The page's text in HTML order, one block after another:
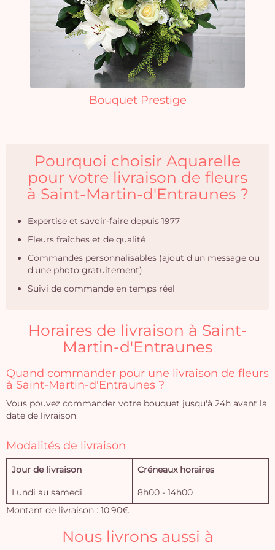
Bouquet Prestige
Pourquoi choisir Aquarelle
pour votre livraison de fleurs
à Saint-Martin-d'Entraunes ?
Expertise et savoir-faire depuis 1977
Fleurs fraîches et de qualité
Commandes personnalisables (ajout d'un message ou
d'une photo gratuitement)
Suivi de commande en temps réel
Horaires de livraison à Saint-
Martin-d'Entraunes
Quand commander pour une livraison de fleurs
à Saint-Martin-d'Entraunes ?
Vous pouvez commander votre bouquet jusqu'à 24h avant la
date de livraison
Modalités de livraison
Jour de livraison Créneaux horaires
Lundi au samedi
8h00 - 14h00
Montant de livraison : 10,90€.
Nous livrons aussi à